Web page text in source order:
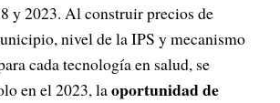
y 2023. Al construir precios de
nivel de la IPS y mecanismo
cada tecnología en salud, se
en el 2023, laoportunidad de